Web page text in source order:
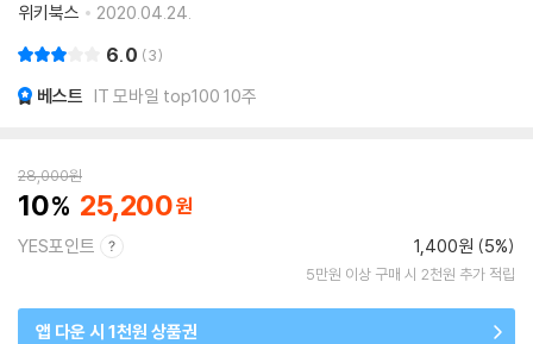
위키북스
2020.04.24.
6.0 3
베스트 IT 모바일 top100 10주
28,000원
10 25,200
YES포인트 1,400원 (5%)
5만원 이상 구매 시 2천원 추가 적립
앱 다운 시 1천원 상품권